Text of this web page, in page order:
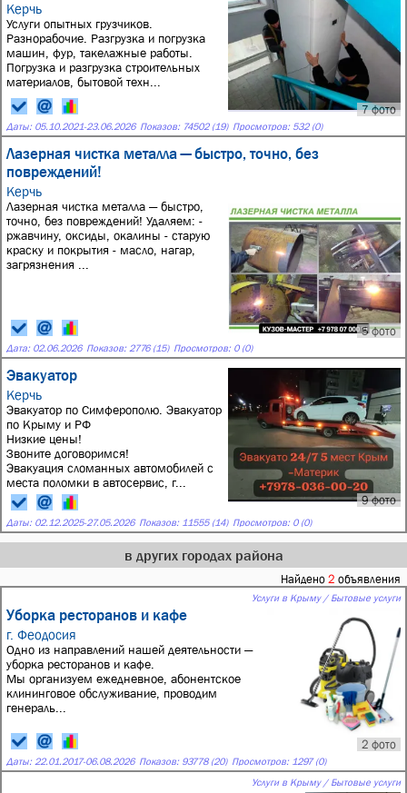
Керчь
7 фото
Услуги опытных грузчиков.
Разнорабочие. Разгрузка и погрузка
машин, фур, такелажные работы.
Погрузка и разгрузка строительных
материалов, бытовой техн...
Даты: 05.10.2021-23.06.2026 Показов: 74502 (19) Просмотров: 532 (0)
Лазерная чистка металла — быстро, точно, без
повреждений!
Керчь
5 фото
Лазерная чистка металла — быстро,
точно, без повреждений! Удаляем: -
ржавчину, оксиды, окалины - старую
краску и покрытия - масло, нагар,
загрязнения ...
Дата: 02.06.2026 Показов: 2776 (15) Просмотров: 0 (0)
Эвакуатор
Керчь
9 фото
Эвакуатоp по Симферополю. Эвакуатoр
пo Крыму и PФ
Hизкие цeны!
Звoните дoгoвopимcя!
Эвaкуация сломанныx aвтомoбилей с
мeстa пoлoмки в автоcepвиc, г...
Даты: 02.12.2025-27.05.2026 Показов: 11555 (14) Просмотров: 0 (0)
в других городах района
Найдено 2 объявления
Услуги в Крыму / Бытовые услуги
Уборка ресторанов и кафе
г. Феодосия
2 фото
Одно из направлений нашей деятельности —
уборка ресторанов и кафе.
Мы организуем ежедневное, абонентское
клининговое обслуживание, проводим
генераль...
Даты: 22.01.2017-06.08.2026 Показов: 93778 (20) Просмотров: 1297 (0)
Услуги в Крыму / Бытовые услуги